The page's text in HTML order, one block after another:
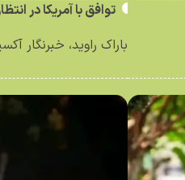
توافق با آمریکا در
باراک راوید، خبرنگار